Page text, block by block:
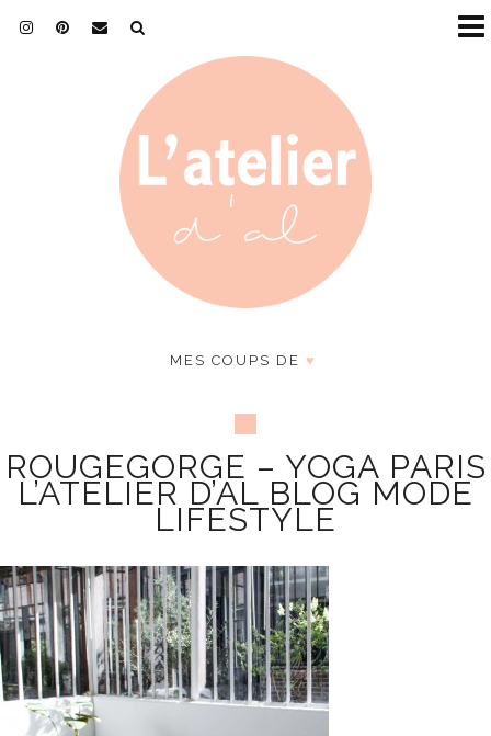
MES COUPS DE ♥
ROUGEGORGE – YOGA PARIS
L’ATELIER D’AL BLOG MODE
LIFESTYLE